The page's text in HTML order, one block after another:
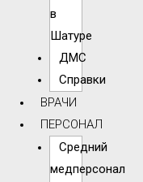
в
Шатуре
ДМС
Справки
ВРАЧИ
ПЕРСОНАЛ
Средний
медперсонал